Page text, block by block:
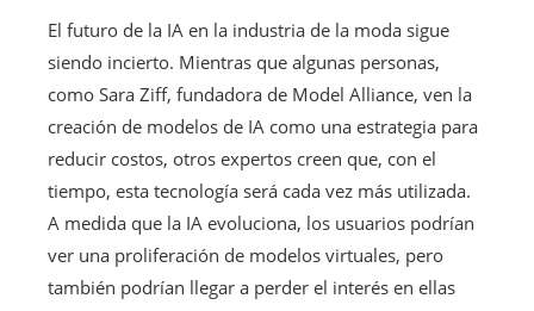
El futuro de la IA en la industria de la moda sigue
siendo incierto. Mientras que algunas personas,
como Sara Ziff, fundadora de Model Alliance, ven la
creación de modelos de IA como una estrategia para
reducir costos, otros expertos creen que, con el
tiempo, esta tecnología será cada vez más utilizada.
A medida que la IA evoluciona, los usuarios podrían
ver una proliferación de modelos virtuales, pero
también podrían llegar a perder el interés en ellas